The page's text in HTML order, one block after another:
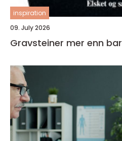
inspiration
09. July 2026
Gravsteiner mer